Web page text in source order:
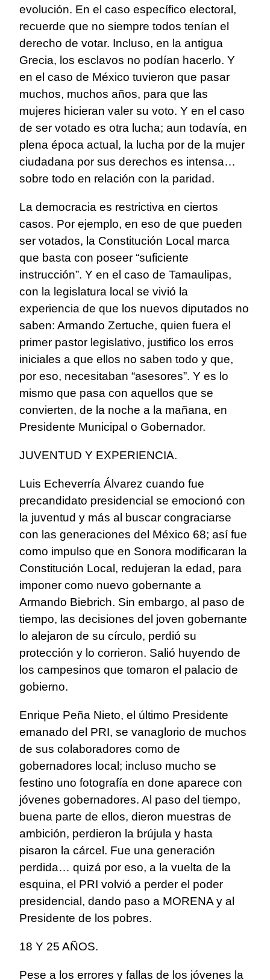
evolución. En el caso específico electoral,
recuerde que no siempre todos tenían el
derecho de votar. Incluso, en la antigua
Grecia, los esclavos no podían hacerlo. Y
en el caso de México tuvieron que pasar
muchos, muchos años, para que las
mujeres hicieran valer su voto. Y en el caso
de ser votado es otra lucha; aun todavía, en
plena época actual, la lucha por de la mujer
ciudadana por sus derechos es intensa…
sobre todo en relación con la paridad.
La democracia es restrictiva en ciertos
casos. Por ejemplo, en eso de que pueden
ser votados, la Constitución Local marca
que basta con poseer “suficiente
instrucción”. Y en el caso de Tamaulipas,
con la legislatura local se vivió la
experiencia de que los nuevos diputados no
saben: Armando Zertuche, quien fuera el
primer pastor legislativo, justifico los erros
iniciales a que ellos no saben todo y que,
por eso, necesitaban “asesores”. Y es lo
mismo que pasa con aquellos que se
convierten, de la noche a la mañana, en
Presidente Municipal o Gobernador.
JUVENTUD Y EXPERIENCIA.
Luis Echeverría Álvarez cuando fue
precandidato presidencial se emocionó con
la juventud y más al buscar congraciarse
con las generaciones del México 68; así fue
como impulso que en Sonora modificaran la
Constitución Local, redujeran la edad, para
imponer como nuevo gobernante a
Armando Biebrich. Sin embargo, al paso de
tiempo, las decisiones del joven gobernante
lo alejaron de su círculo, perdió su
protección y lo corrieron. Salió huyendo de
los campesinos que tomaron el palacio de
gobierno.
Enrique Peña Nieto, el último Presidente
emanado del PRI, se vanaglorio de muchos
de sus colaboradores como de
gobernadores local; incluso mucho se
festino uno fotografía en done aparece con
jóvenes gobernadores. Al paso del tiempo,
buena parte de ellos, dieron muestras de
ambición, perdieron la brújula y hasta
pisaron la cárcel. Fue una generación
perdida… quizá por eso, a la vuelta de la
esquina, el PRI volvió a perder el poder
presidencial, dando paso a MORENA y al
Presidente de los pobres.
18 Y 25 AÑOS.
Pese a los errores y fallas de los jóvenes la